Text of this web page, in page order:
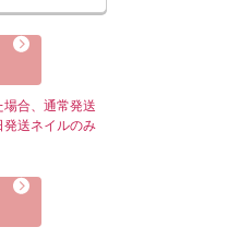
合、通常発送
発送ネイルのみ